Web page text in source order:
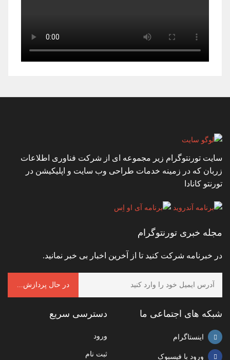
سایت تورنتوگرام زیر مجموعه ای از شرکت فناوری اطلاعات
زربان که در زمینه خدمات طراحی وب سایت و اپلیکیشن در
تورنتو کانادا
مجله خبری تورنتوگرام
در خبرنامه شرکت کنید تا از آخرین اخبار بی خبر نمانید.
شبکه های اجتماعی ما
اینستاگرام
ورود با فیسبوک
دسترسی سریع
ورود
ثبت نام